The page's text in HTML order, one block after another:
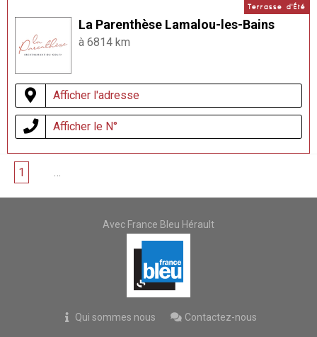
Terrasse d'Été
La Parenthèse Lamalou-les-Bains
à 6814 km
Afficher l'adresse
Afficher le N°
1 …
Avec France Bleu Hérault
Qui sommes nous Contactez-nous